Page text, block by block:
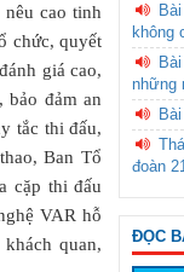
cao tinh
chức, quyết
giá cao,
bảo đảm an
tắc thi đấu,
Ban Tổ
cặp thi đấu
VAR hỗ
quan,
không
những
đoàn
ĐỌC